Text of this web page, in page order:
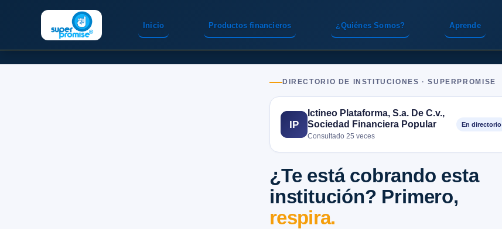
Inicio Productos financieros ¿Quiénes Somos? Aprende
DIRECTORIO DE INSTITUCIONES · SUPERPROMISE
IP
Ictineo Plataforma, S.a. De C.v.,
Sociedad Financiera Popular
Consultado 25 veces
En directorio
¿Te está cobrando esta
institución? Primero,
respira.